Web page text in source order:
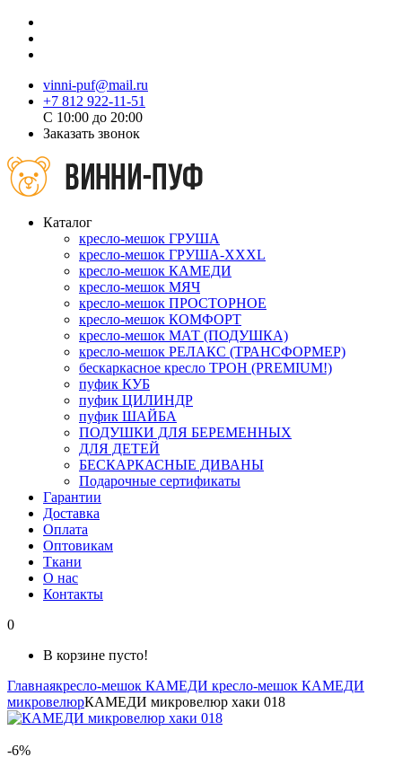
vinni-puf@mail.ru
+7 812 922-11-51
C 10:00 до 20:00
Заказать звонок
Каталог
кресло-мешок ГРУША
кресло-мешок ГРУША-XXXL
кресло-мешок КАМЕДИ
кресло-мешок МЯЧ
кресло-мешок ПРОСТОРНОЕ
кресло-мешок КОМФОРТ
кресло-мешок МАТ (ПОДУШКА)
кресло-мешок РЕЛАКС (ТРАНСФОРМЕР)
бескаркасное кресло ТРОН (PREMIUM!)
пуфик КУБ
пуфик ЦИЛИНДР
пуфик ШАЙБА
ПОДУШКИ ДЛЯ БЕРЕМЕННЫХ
ДЛЯ ДЕТЕЙ
БЕСКАРКАСНЫЕ ДИВАНЫ
Подарочные сертификаты
Гарантии
Доставка
Оплата
Оптовикам
Ткани
О нас
Контакты
0
В корзине пусто!
Главнаякресло-мешок КАМЕДИ кресло-мешок КАМЕДИ
микровелюрКАМЕДИ микровелюр хаки 018
-6%